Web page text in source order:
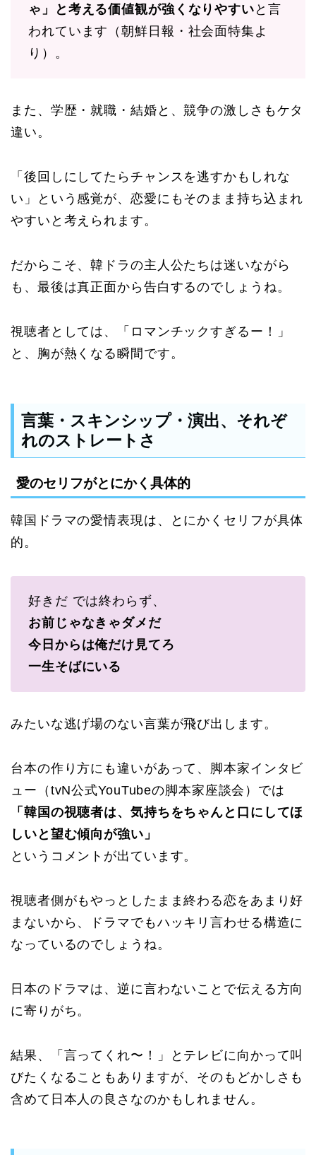
ゃ」と考える価値観が強くなりやすい と言
われています（朝鮮日報・社会面特集よ
り）。
また、学歴・就職・結婚と、競争の激しさもケタ
違い。
「後回しにしてたらチャンスを逃すかもしれな
い」という感覚が、恋愛にもそのまま持ち込まれ
やすいと考えられます。
だからこそ、韓ドラの主人公たちは迷いながら
も、最後は真正面から告白するのでしょうね。
視聴者としては、「ロマンチックすぎるー！」
と、胸が熱くなる瞬間です。
言葉・スキンシップ・演出、それぞ
れのストレートさ
愛のセリフがとにかく具体的
韓国ドラマの愛情表現は、とにかくセリフが具体
的。
好きだ では終わらず、
お前じゃなきゃダメだ
今日からは俺だけ見てろ
一生そばにいる
みたいな逃げ場のない言葉が飛び出します。
台本の作り方にも違いがあって、脚本家インタビ
ュー（tvN公式YouTubeの脚本家座談会）では
「韓国の視聴者は、気持ちをちゃんと口にしてほ
しいと望む傾向が強い」
というコメントが出ています。
視聴者側がもやっとしたまま終わる恋をあまり好
まないから、ドラマでもハッキリ言わせる構造に
なっているのでしょうね。
日本のドラマは、逆に言わないことで伝える方向
に寄りがち。
結果、「言ってくれ〜！」とテレビに向かって叫
びたくなることもありますが、そのもどかしさも
含めて日本人の良さなのかもしれません。